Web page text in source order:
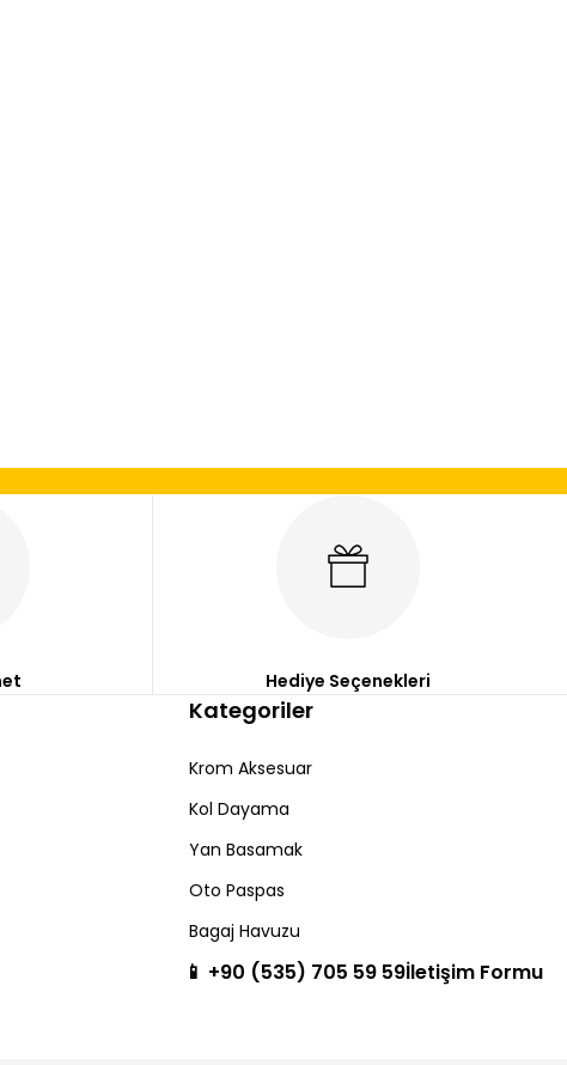
Hediye Seçenekleri
Kategoriler
Krom Aksesuar
Kol Dayama
Yan Basamak
Oto Paspas
Bagaj Havuzu
📱 +90 (535) 705 59 59İletişim Formu